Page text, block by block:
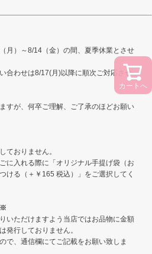
カートへ
月）～8/14（金）の間、夏季休業とさせ
合わせは8/17(月)以降に順次ご対応させ
すが、何卒ご理解、ご了承のほどお願い
ておりません。
に入れる際に「オリジナル手提げ袋（お
ける（＋￥165 税込）」をご選択してく
※
いただけますよう当店ではお品物に金額
発行しておりません。
で、通信欄にてご記載をお願い致しま